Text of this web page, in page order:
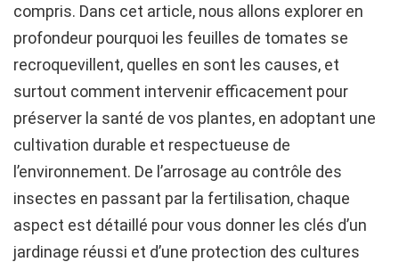
compris. Dans cet article, nous allons explorer en
profondeur pourquoi les feuilles de tomates se
recroquevillent, quelles en sont les causes, et
surtout comment intervenir efficacement pour
préserver la santé de vos plantes, en adoptant une
cultivation durable et respectueuse de
l’environnement. De l’arrosage au contrôle des
insectes en passant par la fertilisation, chaque
aspect est détaillé pour vous donner les clés d’un
jardinage réussi et d’une protection des cultures